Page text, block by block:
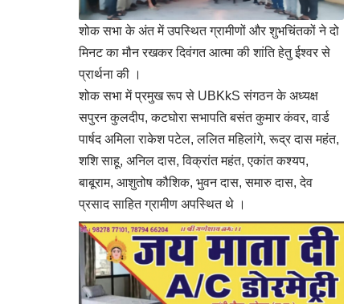
शोक सभा के अंत में उपस्थित ग्रामीणों और शुभचिंतकों ने दो
मिनट का मौन रखकर दिवंगत आत्मा की शांति हेतु ईश्वर से
प्रार्थना की ।
शोक सभा में प्रमुख रूप से UBKkS संगठन के अध्यक्ष
सपुरन कुलदीप, कटघोरा सभापति बसंत कुमार कंवर, वार्ड
पार्षद अमिला राकेश पटेल, ललित महिलांगे, रूद्र दास महंत,
शशि साहू, अनिल दास, विक्रांत महंत, एकांत कश्यप,
बाबूराम, आशुतोष कौशिक, भुवन दास, समारु दास, देव
प्रसाद साहित ग्रामीण अपस्थित थे ।